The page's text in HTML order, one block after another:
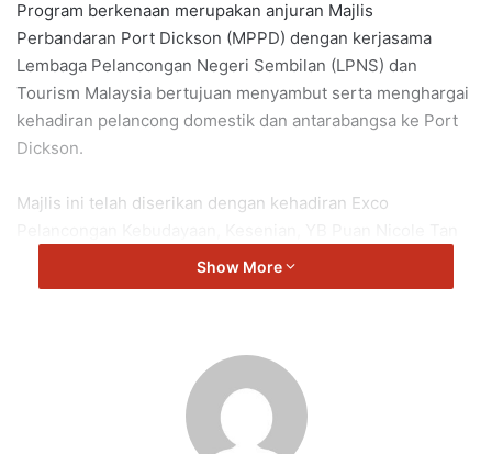
Program berkenaan merupakan anjuran Majlis
Perbandaran Port Dickson (MPPD) dengan kerjasama
Lembaga Pelancongan Negeri Sembilan (LPNS) dan
Tourism Malaysia bertujuan menyambut serta menghargai
kehadiran pelancong domestik dan antarabangsa ke Port
Dickson.
Majlis ini telah diserikan dengan kehadiran Exco
Lee Koon, Pengerusi Jawatankuasa Pelancongan,
Kesenian & Kebudayaan Negeri Sembilan, Tuan Hasnor bin
Pegawai Daerah Port Dickson serta Pengarah Bahagian
Produksi Tourism Malaysia, Encik Mohd Shahrir bin Mohd
Show More